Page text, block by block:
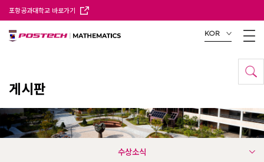
포항공과대학교 바로가기
KOR
게시판
수상소식